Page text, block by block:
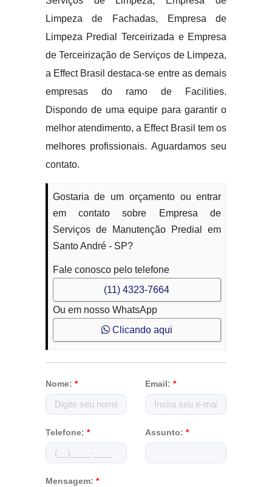
Limpeza de Fachadas, Empresa de
Limpeza Predial Terceirizada e Empresa
de Terceirização de Serviços de Limpeza,
a Effect Brasil destaca-se entre as demais
empresas do ramo de Facilities.
Dispondo de uma equipe para garantir o
melhor atendimento, a Effect Brasil tem os
melhores profissionais. Aguardamos seu
contato.
Gostaria de um orçamento ou entrar
em contato sobre Empresa de
Serviços de Manutenção Predial em
Santo André - SP?
Fale conosco pelo telefone
(11) 4323-7664
Ou em nosso WhatsApp
Clicando aqui
Nome: * Email: *
Telefone: * Assunto: *
Mensagem: *